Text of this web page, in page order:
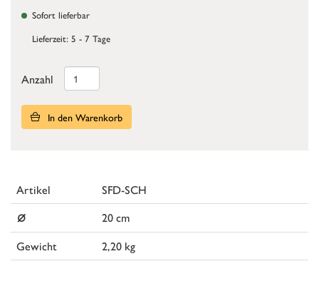
Sofort lieferbar
Lieferzeit: 5 - 7 Tage
Anzahl
In den Warenkorb
Artikel SFD-SCH
⌀
20 cm
Gewicht
2,20 kg